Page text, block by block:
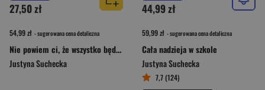
27,50 zł
54,99 zł - sugerowana cena detaliczna
Nie powiem ci, że wszystko będzie dobrze wyd. 2023
Justyna Suchecka
44,99 zł
59,99 zł - sugerowana cena detaliczna
Cała nadzieja w szkole
Justyna Suchecka
7,7 (124)